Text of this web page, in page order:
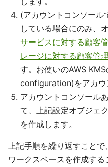
(アカウントコンソール
している場合にのみ、
サービスに対する顧客
レージに対する顧客管
す。お使いのAWS
configuration)をアカウ
アカウントコンソール
て、上記設定オブジェ
を作成します。
上記手順を繰り返すこと
ワークスペースを作成す